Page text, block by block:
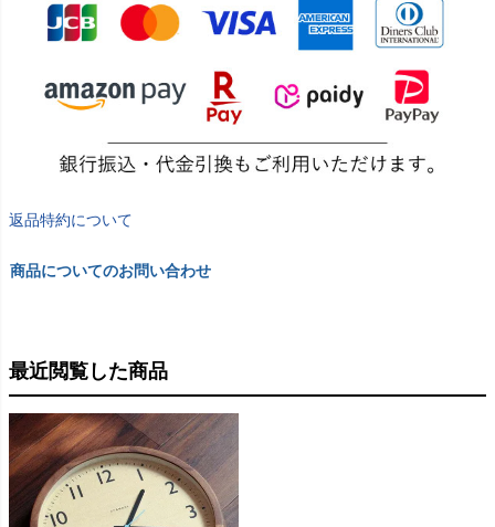
返品特約について
商品についてのお問い合わせ
最近閲覧した商品